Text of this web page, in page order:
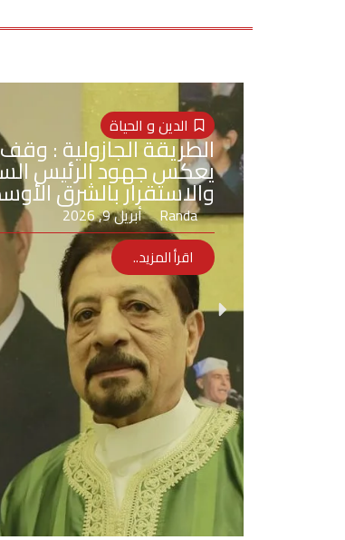
الدين و الحياة
الطريقة الجازولية : وقف
يعكس جهود الرئيس
والاستقرار بالشرق
Randa أبريل 9, 2026
اقرأ المزيد..